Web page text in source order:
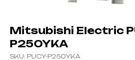
Mitsubishi Electric
P250YKA
SKU: PUCY-P250YKA